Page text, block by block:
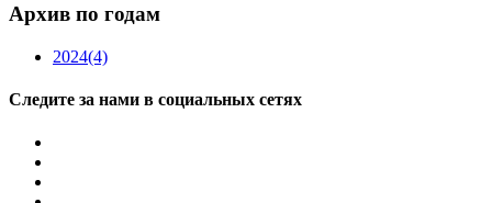
Архив по годам
2024(4)
Следите за нами в социальных сетях